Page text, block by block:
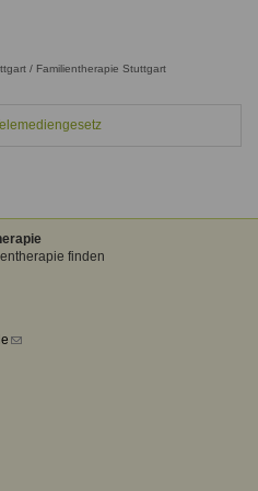
/ Familientherapie Stuttgart
finden
(link